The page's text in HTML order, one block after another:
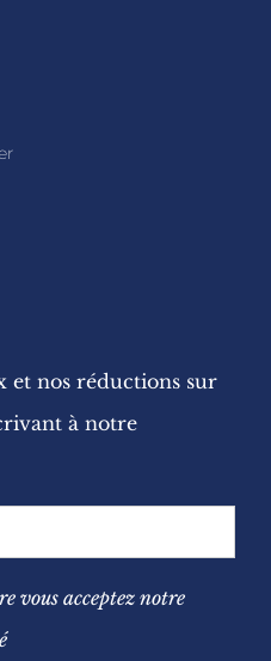
et nos réductions sur
à notre
vous acceptez notre